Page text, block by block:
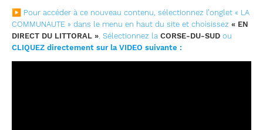
▶ Pour accéder à ce nouveau contenu, sélectionnez l’onglet « LA
COMMUNAUTE » dans le menu en haut du site et choisissez « EN
DIRECT DU LITTORAL ». Sélectionnez la CORSE-DU-SUD ou
CLIQUEZ directement sur la VIDEO suivante :